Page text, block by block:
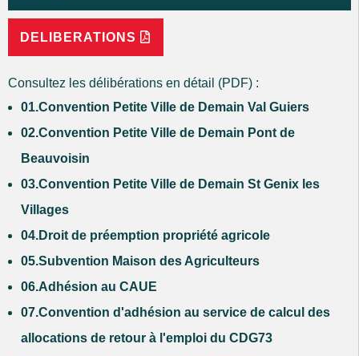
DELIBERATIONS
Consultez les délibérations en détail (PDF) :
01.Convention Petite Ville de Demain Val Guiers
02.Convention Petite Ville de Demain Pont de
Beauvoisin
03.Convention Petite Ville de Demain St Genix les
Villages
04.Droit de préemption propriété agricole
05.Subvention Maison des Agriculteurs
06.Adhésion au CAUE
07.Convention d'adhésion au service de calcul des
allocations de retour à l'emploi du CDG73